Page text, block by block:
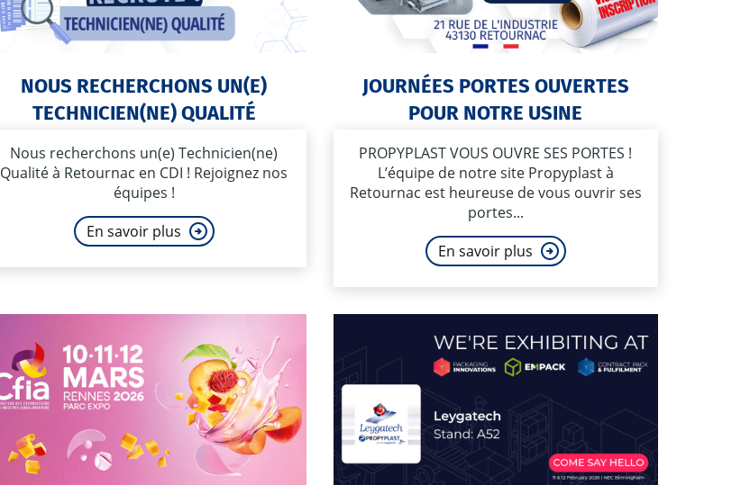
NOUS RECHERCHONS UN(E)
TECHNICIEN(NE) QUALITÉ
Nous recherchons un(e) Technicien(ne)
Qualité à Retournac en CDI ! Rejoignez nos
équipes !
En savoir plus
JOURNÉES PORTES OUVERTES
POUR NOTRE USINE
PROPYPLAST VOUS OUVRE SES PORTES !
L’équipe de notre site Propyplast à
Retournac est heureuse de vous ouvrir ses
portes...
En savoir plus